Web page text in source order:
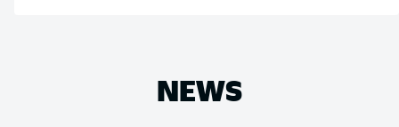
NEWS